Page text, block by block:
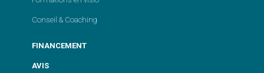
Conseil & Coaching
FINANCEMENT
AVIS